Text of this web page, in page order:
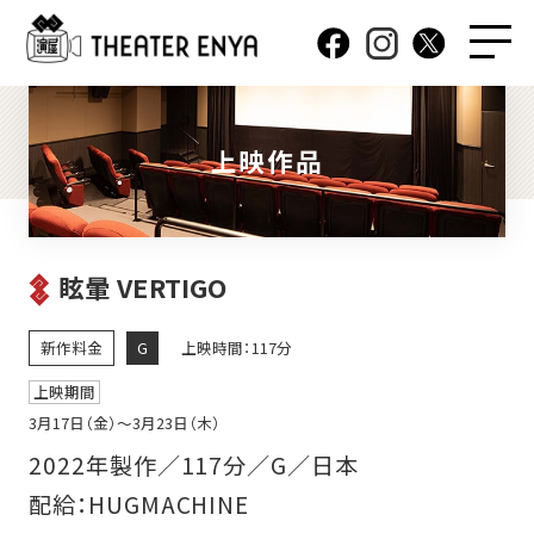
上映作品
眩暈 VERTIGO
新作料金 G
上映時間：117分
上映期間
3月17日（金）〜3月23日（木）
2022年製作／117分／G／日本
配給：HUGMACHINE